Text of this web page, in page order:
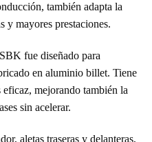
también adapta la
y mayores prestaciones.
fue diseñado para
en aluminio billet. Tiene
mejorando también la
sin acelerar.
aletas traseras y delanteras,